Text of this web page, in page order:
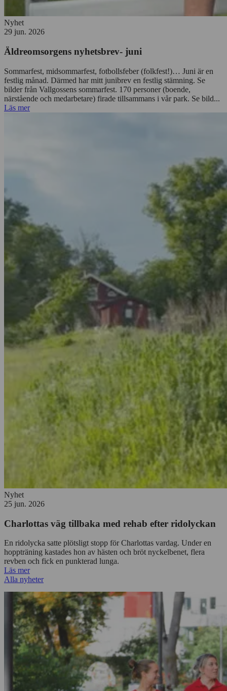
Nyhet
29 jun. 2026
Äldreomsorgens nyhetsbrev- juni
Sommarfest, midsommarfest, fotbollsfeber (folkfest!)… Juni är en
festlig månad. Därmed har mitt junibrev en festlig stämning. Se
bilder från Vallgossens sommarfest. 170 personer (boende,
närstående och medarbetare) firade tillsammans i vår park. Se bild...
Läs mer
Nyhet
25 jun. 2026
Charlottas väg tillbaka med rehab efter ridolyckan
En ridolycka satte plötsligt stopp för Charlottas vardag. Under en
hoppträning kastades hon av hästen och bröt nyckelbenet, flera
revben och fick en punkterad lunga.
Läs mer
Alla nyheter